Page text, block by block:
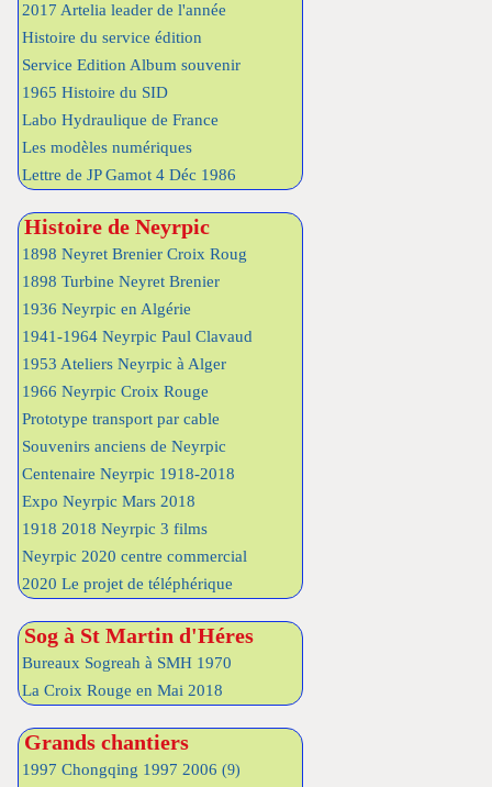
2017 Artelia leader de l'année
Histoire du service édition
Service Edition Album souvenir
1965 Histoire du SID
Labo Hydraulique de France
Les modèles numériques
Lettre de JP Gamot 4 Déc 1986
Histoire de Neyrpic
1898 Neyret Brenier Croix Roug
1898 Turbine Neyret Brenier
1936 Neyrpic en Algérie
1941-1964 Neyrpic Paul Clavaud
1953 Ateliers Neyrpic à Alger
1966 Neyrpic Croix Rouge
Prototype transport par cable
Souvenirs anciens de Neyrpic
Centenaire Neyrpic 1918-2018
Expo Neyrpic Mars 2018
1918 2018 Neyrpic 3 films
Neyrpic 2020 centre commercial
2020 Le projet de téléphérique
Sog à St Martin d'Héres
Bureaux Sogreah à SMH 1970
La Croix Rouge en Mai 2018
Grands chantiers
1997 Chongqing 1997 2006 (9)